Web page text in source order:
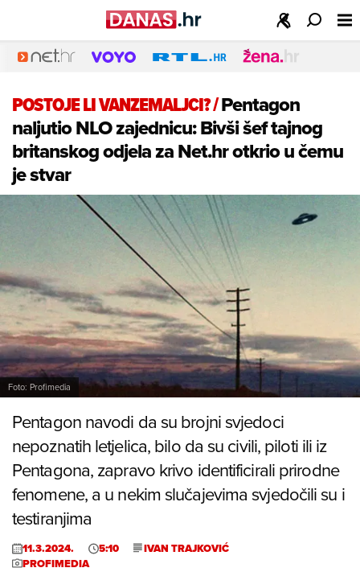
POSTOJE LI VANZEMALJCI?/Pentagon
naljutio NLO zajednicu: Bivši šef tajnog
britanskog odjela za Net.hr otkrio u čemu
je stvar
Foto: Profimedia
Pentagon navodi da su brojni svjedoci
nepoznatih letjelica, bilo da su civili, piloti ili iz
Pentagona, zapravo krivo identificirali prirodne
fenomene, a u nekim slučajevima svjedočili su i
testiranjima
11.3.2024. 5:10
IVAN TRAJKOVIĆ
PROFIMEDIA